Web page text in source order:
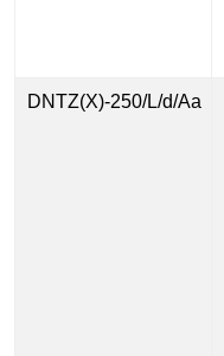
DNTZ(X)-250/L/d/Aa